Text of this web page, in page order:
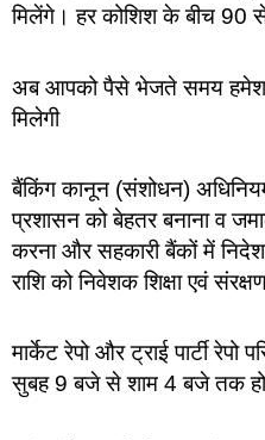
मिलेंगे। हर कोशिश के बीच 90
अब आपको पैसे भेजते समय हमेशा
मिलेगी
बैंकिंग कानून (संशोधन)
प्रशासन को बेहतर बनाना व
करना और सहकारी बैंकों में
राशि को निवेशक शिक्षा एवं
मार्केट रेपो और ट्राई पार्टी
सुबह 9 बजे से शाम 4 बजे तक